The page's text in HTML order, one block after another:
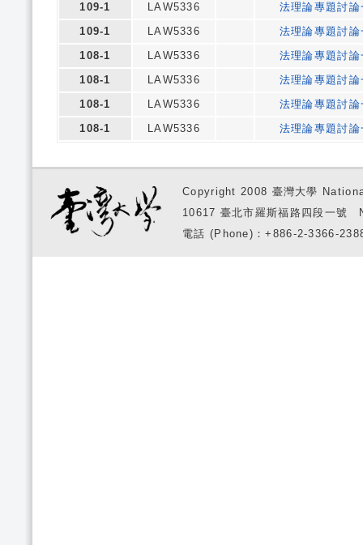
109-1
LAW5336
法理論專題討論
109-1
LAW5336
法理論專題討論
108-1
LAW5336
法理論專題討論
108-1
LAW5336
法理論專題討論
108-1
LAW5336
法理論專題討論
108-1
LAW5336 法理論專題討論
Copyright 2008 臺灣大學
10617 臺北市羅斯福路四段一
電話 (Phone)：+886-2-3366-